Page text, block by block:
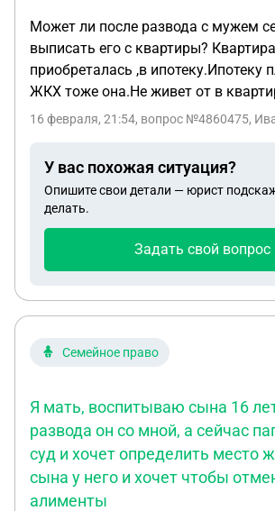
Может ли после развода с мужем
выписать его с квартиры? Квартира
приобреталась ,в ипотеку.Ипотеку
ЖКХ тоже она.Не живет от в
16 февраля, 21:54, вопрос №4860475,
У вас похожая ситуация?
Опишите свои детали — юрист
делать.
Задать свой вопрос
Семейное право
Я мать, воспитываю сына 16
развода он со мной, а сейчас
суд и хочет определить место
сына у него и хочет чтобы
алименты